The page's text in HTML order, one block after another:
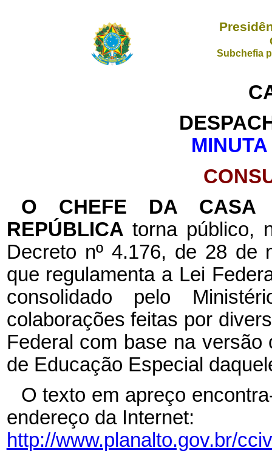
Subchefia
O CHEFE DA CASA
REPÚBLICA torna público,
Decreto nº 4.176, de 28 de
que regulamenta a Lei
consolidado pelo
colaborações feitas por
Federal com base na versão
de Educação Especial
O texto em apreço
endereço da Internet:
http://www.planalto.gov.br/